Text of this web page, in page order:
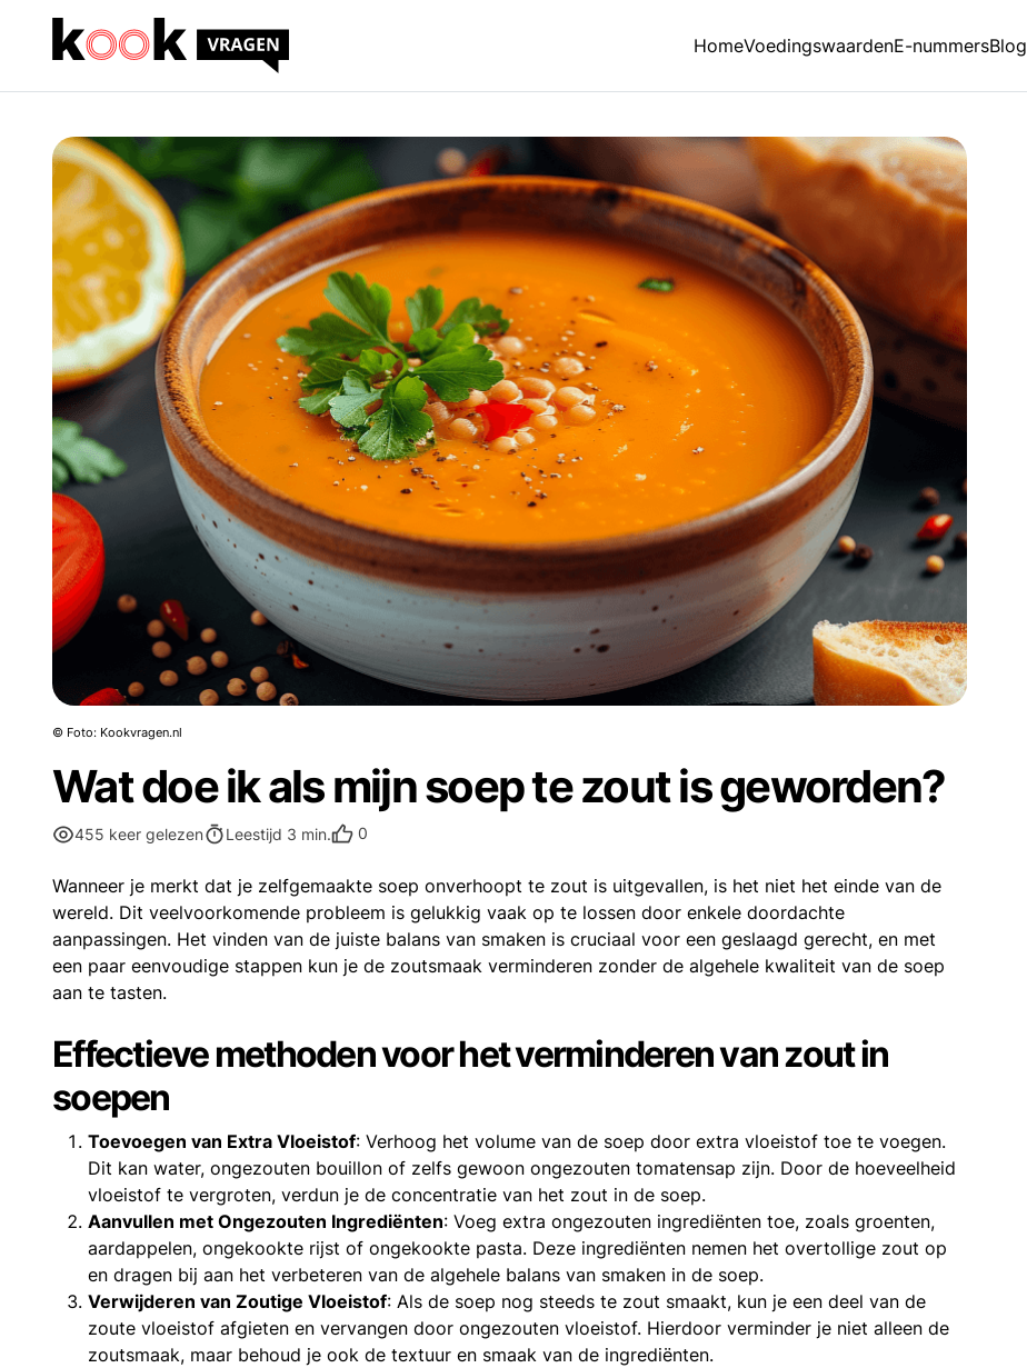
HomeVoedingswaardenE-nummersBlog
© Foto: Kookvragen.nl
Wat doe ik als mijn soep te zout is geworden?
455 keer gelezen Leestijd 3 min. 0
Wanneer je merkt dat je zelfgemaakte soep onverhoopt te zout is uitgevallen, is het niet het einde van de
wereld. Dit veelvoorkomende probleem is gelukkig vaak op te lossen door enkele doordachte
aanpassingen. Het vinden van de juiste balans van smaken is cruciaal voor een geslaagd gerecht, en met
een paar eenvoudige stappen kun je de zoutsmaak verminderen zonder de algehele kwaliteit van de soep
aan te tasten.
Effectieve methoden voor het verminderen van zout in
soepen
Toevoegen van Extra Vloeistof: Verhoog het volume van de soep door extra vloeistof toe te voegen.
Dit kan water, ongezouten bouillon of zelfs gewoon ongezouten tomatensap zijn. Door de hoeveelheid
vloeistof te vergroten, verdun je de concentratie van het zout in de soep.
Aanvullen met Ongezouten Ingrediënten: Voeg extra ongezouten ingrediënten toe, zoals groenten,
aardappelen, ongekookte rijst of ongekookte pasta. Deze ingrediënten nemen het overtollige zout op
en dragen bij aan het verbeteren van de algehele balans van smaken in de soep.
Verwijderen van Zoutige Vloeistof: Als de soep nog steeds te zout smaakt, kun je een deel van de
zoute vloeistof afgieten en vervangen door ongezouten vloeistof. Hierdoor verminder je niet alleen de
zoutsmaak, maar behoud je ook de textuur en smaak van de ingrediënten.